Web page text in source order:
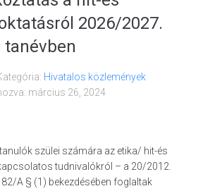
2026/2027.
tanévben
Hivatalos közlemények
március 26, 2024
szülei számára az etika/ hit-és
tudnivalókról – a 20/2012.
A § (1) bekezdésében foglaltak